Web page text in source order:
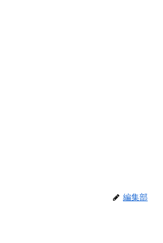
編集部